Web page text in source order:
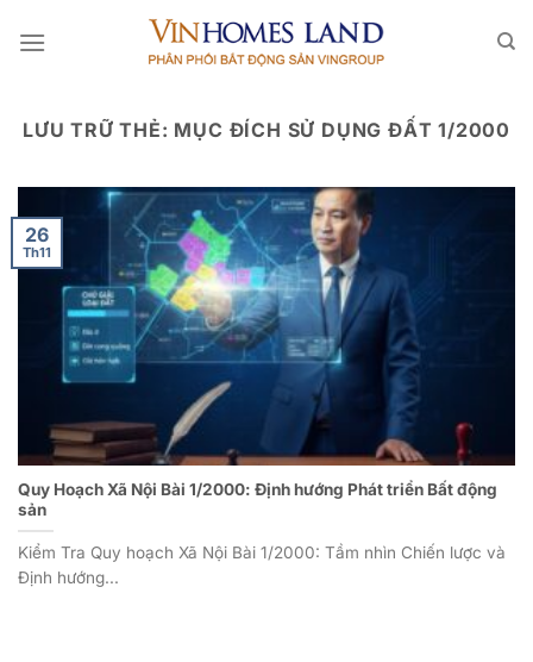
qua
LƯU TRỮ THẺ: MỤC ĐÍCH SỬ DỤNG ĐẤT 1/2000
Quy Hoạch Xã Nội Bài 1/2000: Định hướng Phát triển Bất động
sản
Kiểm Tra Quy hoạch Xã Nội Bài 1/2000: Tầm nhìn Chiến lược và
Định hướng...
26
Th11